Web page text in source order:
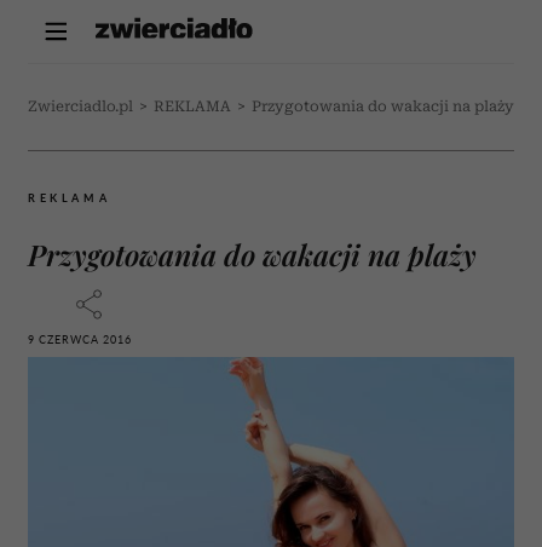
Zwierciadlo.pl > REKLAMA > Przygotowania do wakacji na plaży
REKLAMA
Przygotowania do wakacji na plaży
9 CZERWCA 2016